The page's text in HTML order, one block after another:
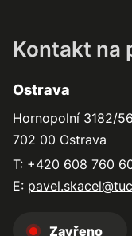
Kontakt na
Ostrava
Hornopolní 3182/56
702 00 Ostrava
T: +420 608 760
E:
Zavřeno